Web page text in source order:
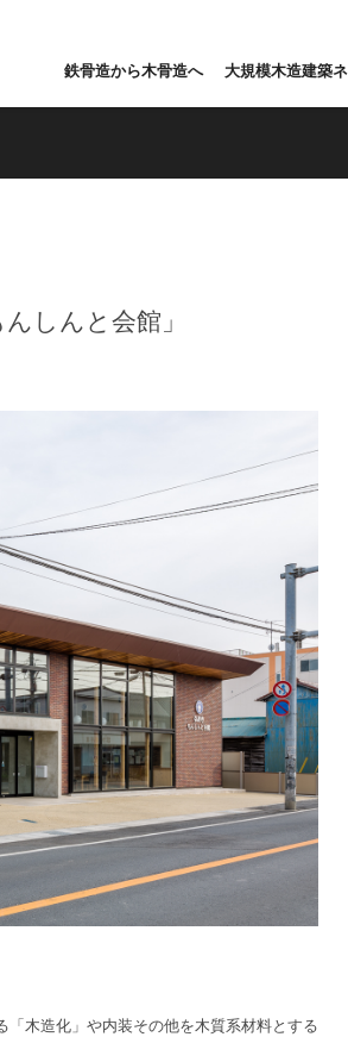
鉄骨造から木骨造へ 大規模木造建築
しんと会館」
木造化」や内装その他を木質系材料とする